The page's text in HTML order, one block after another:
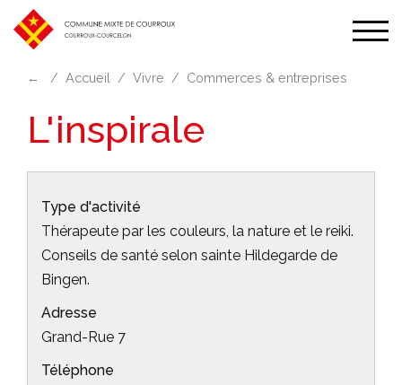
← Accueil Vivre Commerces & entreprises
L'inspirale
Type d'activité
Thérapeute par les couleurs, la nature et le reiki.
Conseils de santé selon sainte Hildegarde de
Bingen.
Adresse
Grand-Rue 7
Téléphone